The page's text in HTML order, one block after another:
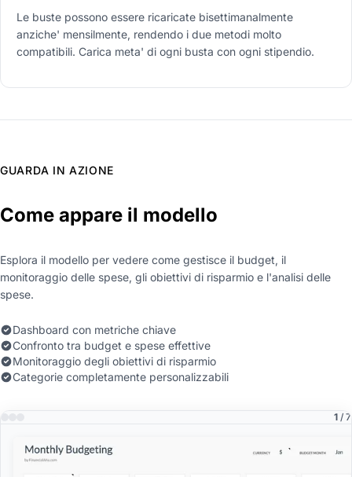
Le buste possono essere ricaricate bisettimanalmente
anziche' mensilmente, rendendo i due metodi molto
compatibili. Carica meta' di ogni busta con ogni stipendio.
GUARDA IN AZIONE
Come appare il modello
Esplora il modello per vedere come gestisce il budget, il
monitoraggio delle spese, gli obiettivi di risparmio e l'analisi delle
spese.
Dashboard con metriche chiave
Confronto tra budget e spese effettive
Monitoraggio degli obiettivi di risparmio
Categorie completamente personalizzabili
1 / 7